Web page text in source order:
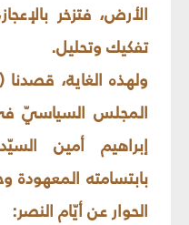
الأرض، فتزخر
تفكيك وتحليل.
ولهذه الغاية،
المجلس السياسيّ
إبراهيم أمين
بابتسامته المعهودة
الحوار عن أيّام النصر: